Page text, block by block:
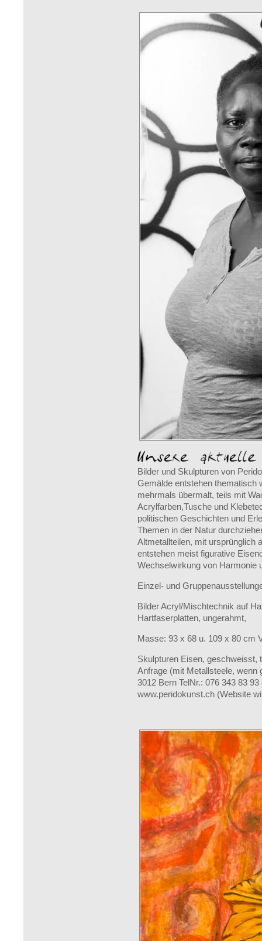
Bilder und Skulpturen von
Gemälde entstehen thematisch
mehrmals übermalt, teils mit
Acrylfarben,Tusche und
politischen Geschichten und
Themen in der Natur
Altmetallteilen, mit ursprünglich
entstehen meist figurative
Wechselwirkung von Harmonie
Einzel- und
Bilder Acryl/Mischtechnik auf
Hartfaserplatten, ungerahmt,
Masse: 93 x 68 u. 109 x 80 cm
Skulpturen Eisen, geschweisst,
Anfrage (mit Metallsteele, wenn
3012 Bern TelNr.: 076 343 83
www.peridokunst.ch (Website